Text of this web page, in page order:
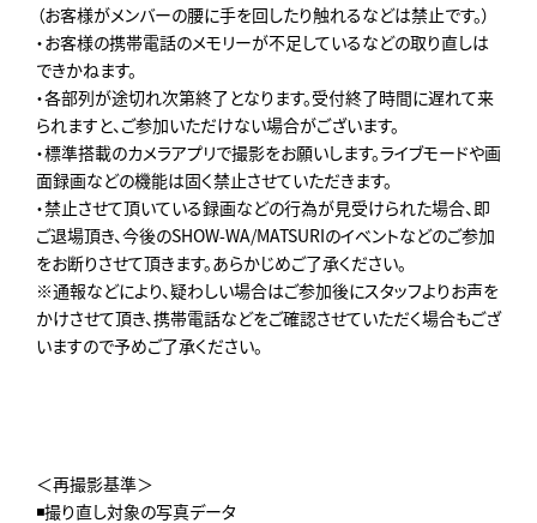
（お客様がメンバーの腰に手を回したり触れるなどは禁止です。）
・お客様の携帯電話のメモリーが不足しているなどの取り直しは
できかねます。
・各部列が途切れ次第終了となります。受付終了時間に遅れて来
られますと、ご参加いただけない場合がございます。
・標準搭載のカメラアプリで撮影をお願いします。ライブモードや画
面録画などの機能は固く禁止させていただきます。
・禁止させて頂いている録画などの行為が見受けられた場合、即
ご退場頂き、今後のSHOW-WA/MATSURIのイベントなどのご参加
をお断りさせて頂きます。あらかじめご了承ください。
※通報などにより、疑わしい場合はご参加後にスタッフよりお声を
かけさせて頂き、携帯電話などをご確認させていただく場合もござ
いますので予めご了承ください。
＜再撮影基準＞
◾️撮り直し対象の写真データ